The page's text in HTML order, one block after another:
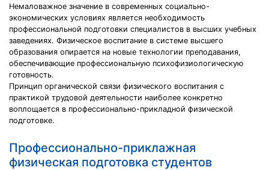
Немаловажное значение в современных социально-
экономических условиях является необходимость
профессиональной подготовки специалистов в высших учебных
заведениях. Физическое воспитание в системе высшего
образования опирается на новые технологии преподавания,
обеспечивающие профессиональную психофизиологическую
готовность.
Принцип органической связи физического воспитания с
практикой трудовой деятельности наиболее конкретно
воплощается в профессионально-прикладной физической
подготовке.
Профессионально-приклажная
физическая подготовка студентов